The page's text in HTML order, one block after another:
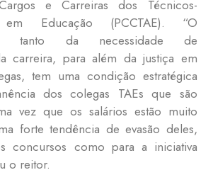
e Carreiras dos Técnicos-
em Educação (PCCTAE). “O
tanto da necessidade de
carreira, para além da justiça em
tem uma condição estratégica
dos colegas TAEs que são
vez que os salários estão muito
forte tendência de evasão deles,
concursos como para a iniciativa
o reitor.